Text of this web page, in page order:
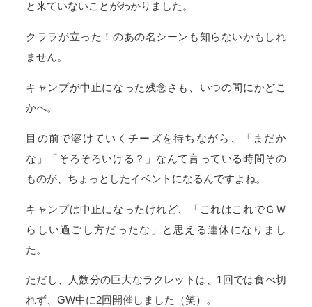
と来ていないことがわかりました。
クララが立った！のあの名シーンも知らないかもしれ
ません。
キャンプが中止になった残念さも、いつの間にかどこ
かへ。
目の前で溶けていくチーズを待ちながら、「まだか
な」「そろそろいける？」なんて言っている時間その
ものが、ちょっとしたイベントになるんですよね。
キャンプは中止になったけれど、「これはこれでＧＷ
らしい過ごし方だったな」と思える連休になりまし
た。
ただし、人数分の巨大なラクレットは、1回では食べ切
れず、GW中に2回開催しました（笑）。